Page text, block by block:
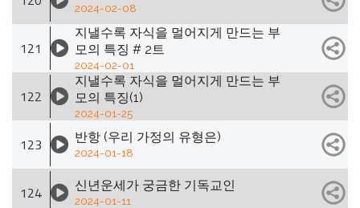
2024-02-08
121
지낼수록 자식을 멀어지게 만드는 부
모의 특징 # 2트
2024-02-01
122
지낼수록 자식을 멀어지게 만드는 부
모의 특징(1)
2024-01-25
123 반항 (우리 가정의 유형은)
2024-01-18
124 신년운세가 궁금한 기독교인
2024-01-11